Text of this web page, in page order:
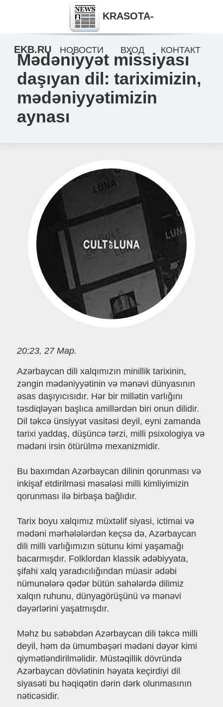
Mədəniyyət missiyası
daşıyan dil: tariximizin,
mədəniyyətimizin
aynası
20:23, 27 Мар.
Azərbaycan dili xalqımızın minillik tarixinin,
zəngin mədəniyyətinin və mənəvi dünyasının
əsas daşıyıcısıdır. Hər bir millətin varlığını
təsdiqləyən başlıca amillərdən biri onun dilidir.
Dil təkcə ünsiyyət vasitəsi deyil, eyni zamanda
tarixi yaddaş, düşüncə tərzi, milli psixologiya və
mədəni irsin ötürülmə mexanizmidir.
Bu baxımdan Azərbaycan dilinin qorunması və
inkişaf etdirilməsi məsələsi milli kimliyimizin
qorunması ilə birbaşa bağlıdır.
Tarix boyu xalqımız müxtəlif siyasi, ictimai və
mədəni mərhələlərdən keçsə də, Azərbaycan
dili milli varlığımızın sütunu kimi yaşamağı
bacarmışdır. Folklordan klassik ədəbiyyata,
şifahi xalq yaradıcılığından müasir ədəbi
nümunələrə qədər bütün sahələrdə dilimiz
xalqın ruhunu, dünyagörüşünü və mənəvi
dəyərlərini yaşatmışdır.
Məhz bu səbəbdən Azərbaycan dili təkcə milli
deyil, həm də ümumbəşəri mədəni dəyər kimi
qiymətləndirilməlidir. Müstəqillik dövründə
Azərbaycan dövlətinin həyata keçirdiyi dil
siyasəti bu həqiqətin dərin dərk olunmasının
nəticəsidir.
KRASOTA-
EKB.RU НОВОСТИ ВХОД КОНТАКТ